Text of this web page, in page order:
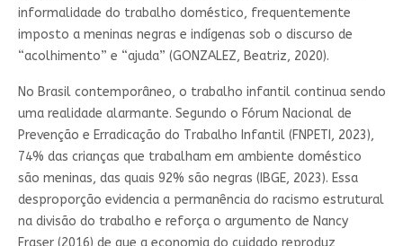
informalidade do trabalho doméstico, frequentemente
imposto a meninas negras e indígenas sob o discurso de
“acolhimento” e “ajuda” (GONZALEZ, Beatriz, 2020).
No Brasil contemporâneo, o trabalho infantil continua sendo
uma realidade alarmante. Segundo o Fórum Nacional de
Prevenção e Erradicação do Trabalho Infantil (FNPETI, 2023),
74% das crianças que trabalham em ambiente doméstico
são meninas, das quais 92% são negras (IBGE, 2023). Essa
desproporção evidencia a permanência do racismo estrutural
na divisão do trabalho e reforça o argumento de Nancy
Fraser (2016) de que a economia do cuidado reproduz